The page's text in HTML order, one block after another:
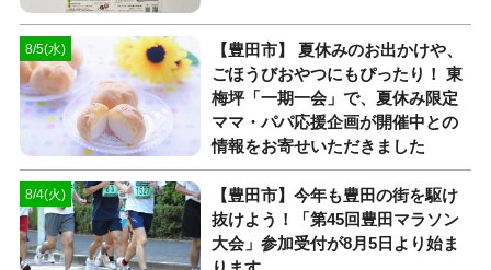
8/5(水)
【豊田市】 夏休みのお出かけや、
ごほうびおやつにもぴったり！ 東
梅坪「一期一会」で、夏休み限定
ママ・パパ応援企画が開催中との
情報をお寄せいただきました
8/4(火)
【豊田市】今年も豊田の街を駆け
抜けよう！「第45回豊田マラソン
大会」参加受付が8月5日より始ま